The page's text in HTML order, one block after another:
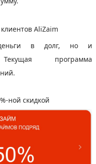
AliZaim
в долг, но и
программа
ной скидкой